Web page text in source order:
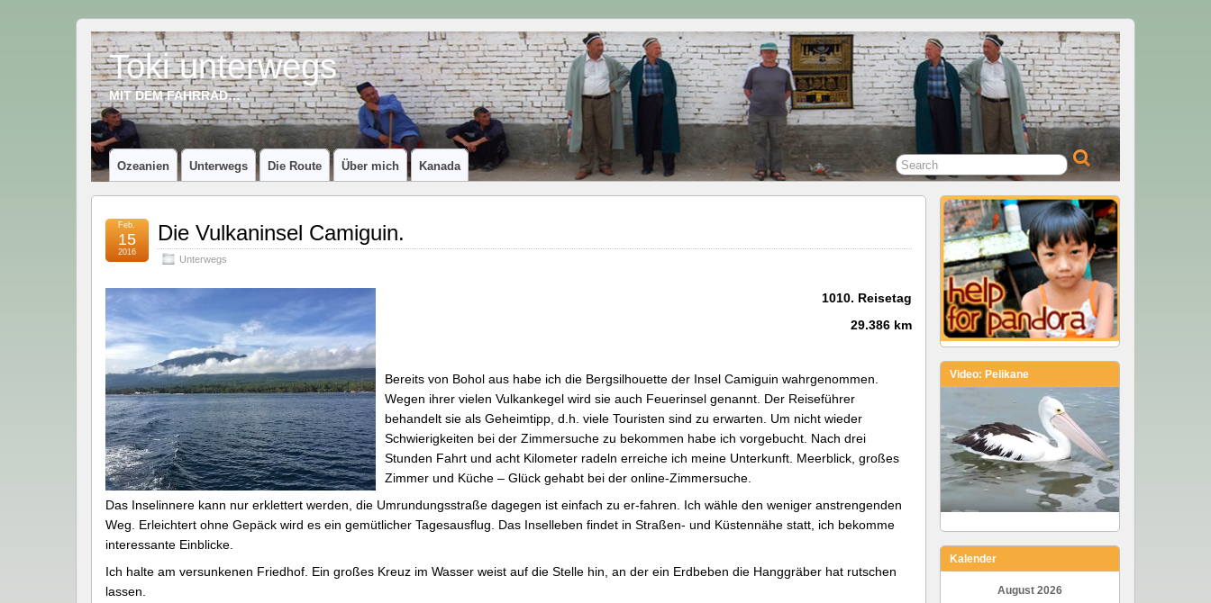
Toki unterwegs
MIT DEM FAHRRAD…
Ozeanien Unterwegs Die Route Über mich Kanada
Die Vulkaninsel Camiguin.
Unterwegs
Feb.
15
2016
1010. Reisetag
29.386 km
Bereits von Bohol aus habe ich die Bergsilhouette der Insel Camiguin wahrgenommen.
Wegen ihrer vielen Vulkankegel wird sie auch Feuerinsel genannt. Der Reiseführer
behandelt sie als Geheimtipp, d.h. viele Touristen sind zu erwarten. Um nicht wieder
Schwierigkeiten bei der Zimmersuche zu bekommen habe ich vorgebucht. Nach drei
Stunden Fahrt und acht Kilometer radeln erreiche ich meine Unterkunft. Meerblick, großes
Zimmer und Küche – Glück gehabt bei der online-Zimmersuche.
Das Inselinnere kann nur erklettert werden, die Umrundungsstraße dagegen ist einfach zu er-fahren. Ich wähle den weniger anstrengenden
Weg. Erleichtert ohne Gepäck wird es ein gemütlicher Tagesausflug. Das Inselleben findet in Straßen- und Küstennähe statt, ich bekomme
interessante Einblicke.
Ich halte am versunkenen Friedhof. Ein großes Kreuz im Wasser weist auf die Stelle hin, an der ein Erdbeben die Hanggräber hat rutschen
lassen.
Video: Pelikane
Kalender
August 2026